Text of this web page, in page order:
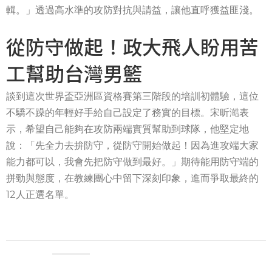
輯。」透過高水準的攻防對抗與請益，讓他直呼獲益匪淺。
從防守做起！政大飛人盼用苦
工幫助台灣男籃
談到這次世界盃亞洲區資格賽第三階段的培訓初體驗，這位
不驕不躁的年輕好手給自己設定了務實的目標。宋昕澔表
示，希望自己能夠在攻防兩端實質幫助到球隊，他堅定地
說：「先全力去拚防守，從防守開始做起！因為進攻端大家
能力都可以，我會先把防守做到最好。」期待能用防守端的
拼勁與態度，在教練團心中留下深刻印象，進而爭取最終的
12人正選名單。